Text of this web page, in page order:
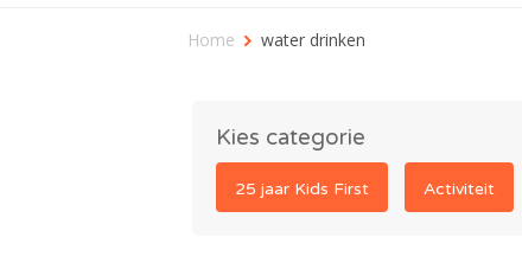
Home water drinken
Kies categorie
25 jaar Kids First Activiteit